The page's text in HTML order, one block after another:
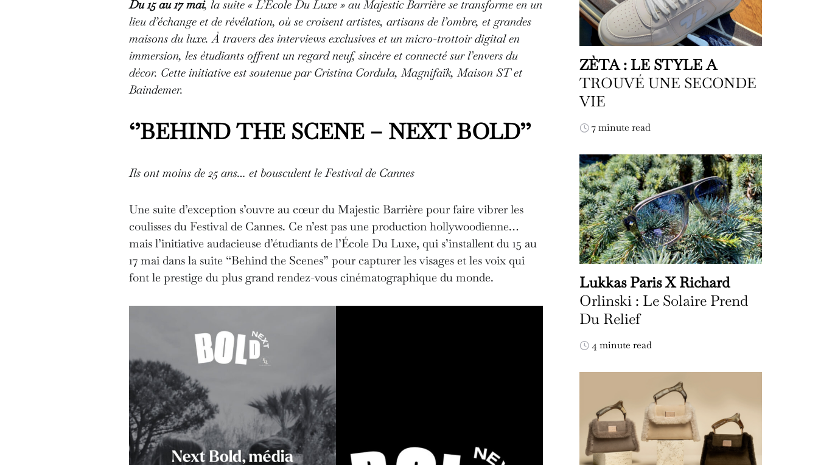
Du 15 au 17 mai, la suite « L’École Du Luxe » au Majestic Barrière se transforme en un
lieu d’échange et de révélation, où se croisent artistes, artisans de l’ombre, et grandes
maisons du luxe. À travers des interviews exclusives et un micro-trottoir digital en
immersion, les étudiants offrent un regard neuf, sincère et connecté sur l’envers du
décor. Cette initiative est soutenue par Cristina Cordula, Magnifaïk, Maison ST et
Baindemer.
‘’BEHIND THE SCENE – NEXT BOLD’’
Ils ont moins de 25 ans… et bousculent le Festival de Cannes
Une suite d’exception s’ouvre au cœur du Majestic Barrière pour faire vibrer les
coulisses du Festival de Cannes. Ce n’est pas une production hollywoodienne…
mais l’initiative audacieuse d’étudiants de l’École Du Luxe, qui s’installent du 15 au
17 mai dans la suite “Behind the Scenes” pour capturer les visages et les voix qui
font le prestige du plus grand rendez-vous cinématographique du monde.
ZÈTA : LE STYLE A
TROUVÉ UNE SECONDE
VIE
7 minute read
Lukkas Paris X Richard
Orlinski : Le Solaire Prend
Du Relief
4 minute read